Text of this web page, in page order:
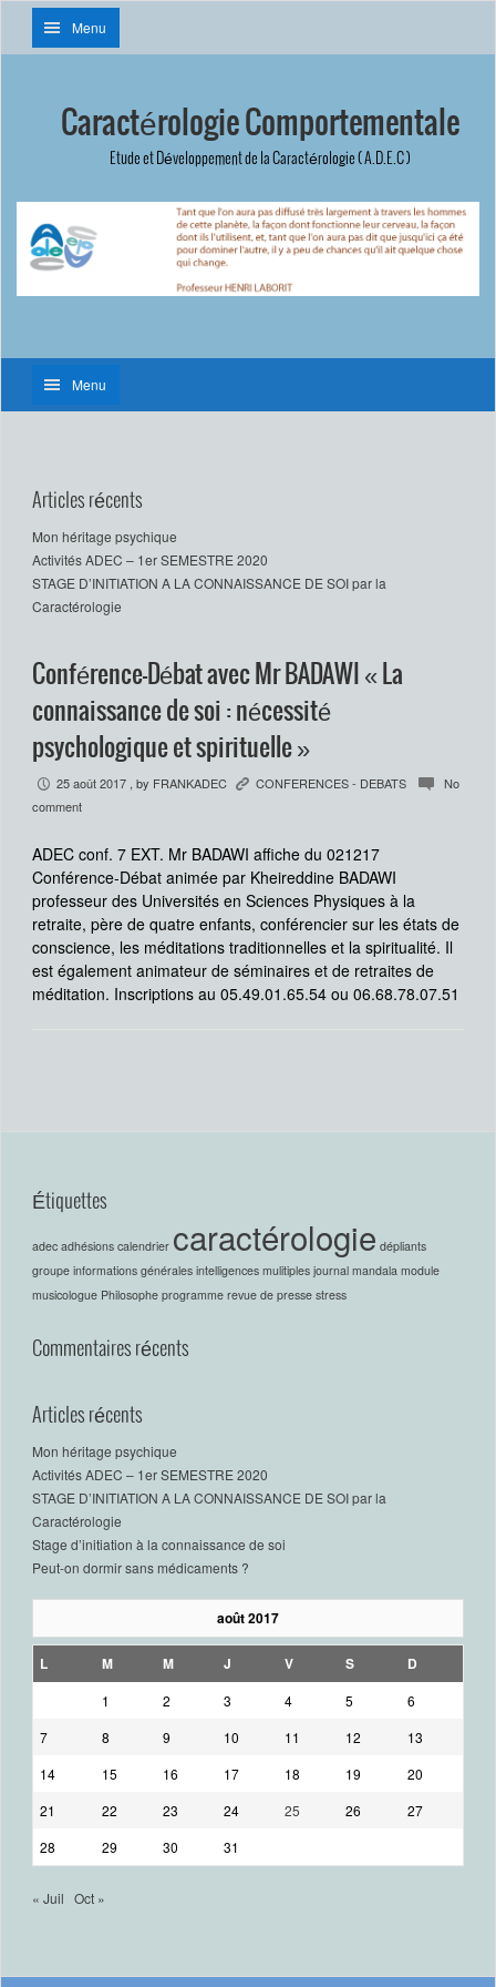
Menu
Caractérologie Comportementale
Etude et Développement de la Caractérologie ( A.D.E.C )
Menu
Articles récents
Mon héritage psychique
Activités ADEC – 1er SEMESTRE 2020
STAGE D’INITIATION A LA CONNAISSANCE DE SOI par la
Caractérologie
Conférence-Débat avec Mr BADAWI « La
connaissance de soi : nécessité
psychologique et spirituelle »
P 25 août 2017 , by FRANKADEC K CONFERENCES - DEBATS c No
comment
ADEC conf. 7 EXT. Mr BADAWI affiche du 021217
Conférence-Débat animée par Kheireddine BADAWI
professeur des Universités en Sciences Physiques à la
retraite, père de quatre enfants, conférencier sur les états de
conscience, les méditations traditionnelles et la spiritualité. Il
est également animateur de séminaires et de retraites de
méditation. Inscriptions au 05.49.01.65.54 ou 06.68.78.07.51
Étiquettes
adec adhésions calendrier caractérologie dépliants
groupe informations générales intelligences mulitiples journal mandala module
musicologue Philosophe programme revue de presse stress
Commentaires récents
Articles récents
Mon héritage psychique
Activités ADEC – 1er SEMESTRE 2020
STAGE D’INITIATION A LA CONNAISSANCE DE SOI par la
Caractérologie
Stage d’initiation à la connaissance de soi
Peut-on dormir sans médicaments ?
août 2017
L M M J V S D
1 2 3 4 5
6
7
8 9 10 11 12
13
14
15 16 17 18 19
20
21
22 23 24 25 26
27
28
29 30 31
« Juil Oct »